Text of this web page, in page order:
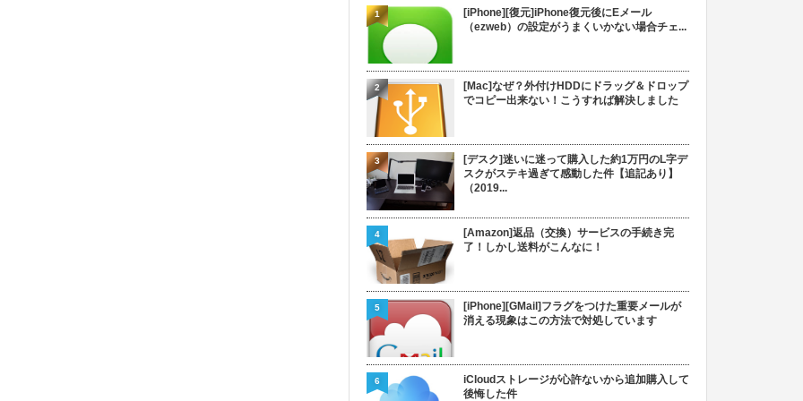
[iPhone][復元]iPhone復元後にEメール
（ezweb）の設定がうまくいかない場合チェ...
1
[Mac]なぜ？外付けHDDにドラッグ＆ドロップ
でコピー出来ない！こうすれば解決しました
2
[デスク]迷いに迷って購入した約1万円のL字デ
スクがステキ過ぎて感動した件【追記あり】
（2019...
3
[Amazon]返品（交換）サービスの手続き完
了！しかし送料がこんなに！
4
[iPhone][GMail]フラグをつけた重要メールが
消える現象はこの方法で対処しています
5
iCloudストレージが心許ないから追加購入して
後悔した件
6